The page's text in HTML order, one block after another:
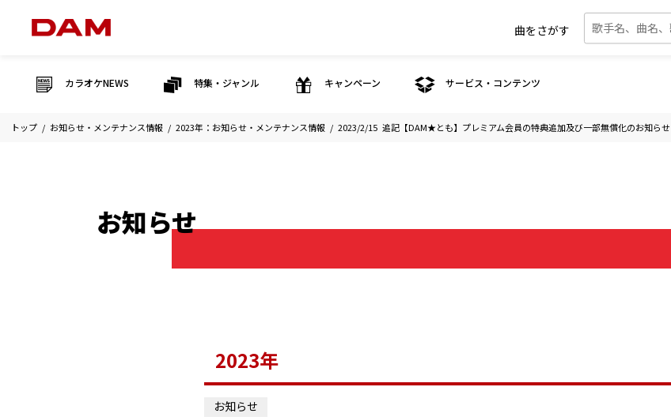
曲をさがす
カラオケNEWS 特集・ジャンル キャンペーン サービス・コンテンツ
トップ お知らせ・メンテナンス情報 2023年：お知らせ・メンテナンス情報 2023/2/15 追記【DAM★とも】プレミアム会員の特典追加及び一部無償化のお知らせ
お知らせ
2023年
お知らせ